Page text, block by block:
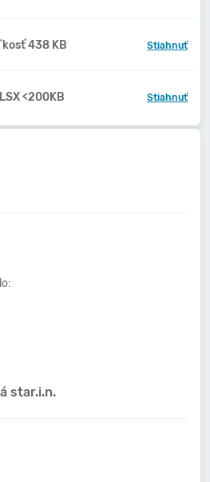
438 KB Stiahnuť
<200KB Stiahnuť
star.i.n.